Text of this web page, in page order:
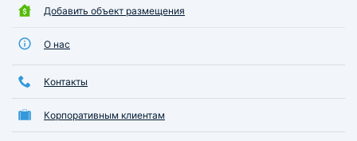
Добавить объект размещения
О нас
Контакты
Корпоративным клиентам